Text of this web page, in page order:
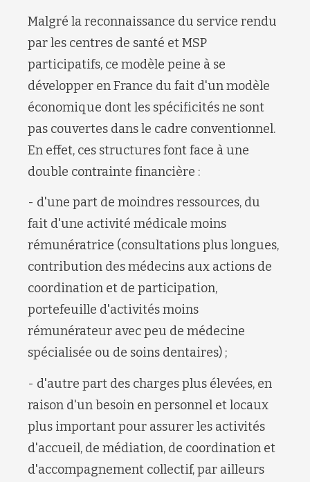
Malgré la reconnaissance du service rendu
par les centres de santé et MSP
participatifs, ce modèle peine à se
développer en France du fait d'un modèle
économique dont les spécificités ne sont
pas couvertes dans le cadre conventionnel.
En effet, ces structures font face à une
double contrainte financière :
- d'une part de moindres ressources, du
fait d'une activité médicale moins
rémunératrice (consultations plus longues,
contribution des médecins aux actions de
coordination et de participation,
portefeuille d'activités moins
rémunérateur avec peu de médecine
spécialisée ou de soins dentaires) ;
- d'autre part des charges plus élevées, en
raison d'un besoin en personnel et locaux
plus important pour assurer les activités
d'accueil, de médiation, de coordination et
d'accompagnement collectif, par ailleurs